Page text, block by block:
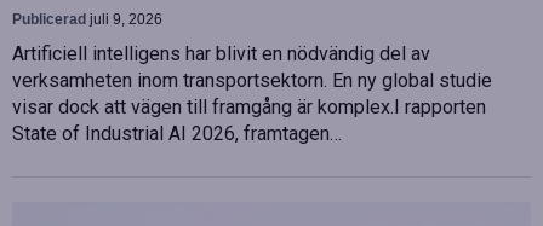
Publicerad juli 9, 2026
Artificiell intelligens har blivit en nödvändig del av
verksamheten inom transportsektorn. En ny global studie
visar dock att vägen till framgång är komplex.I rapporten
State of Industrial AI 2026, framtagen…